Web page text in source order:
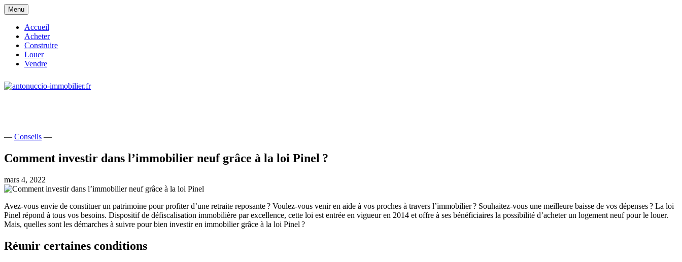
Skip
to
content
Menu
Accueil
Acheter
Construire
Louer
Vendre
— Conseils —
Comment investir dans l’immobilier neuf grâce à la loi Pinel ?
mars 4, 2022
Avez-vous envie de constituer un patrimoine pour profiter d’une retraite reposante ? Voulez-vous venir en aide à vos proches à travers l’immobilier ? Souhaitez-vous une meilleure baisse de vos dépenses ? La loi
Pinel répond à tous vos besoins. Dispositif de défiscalisation immobilière par excellence, cette loi est entrée en vigueur en 2014 et offre à ses bénéficiaires la possibilité d’acheter un logement neuf pour le louer.
Mais, quelles sont les démarches à suivre pour bien investir en immobilier grâce à la loi Pinel ?
Réunir certaines conditions